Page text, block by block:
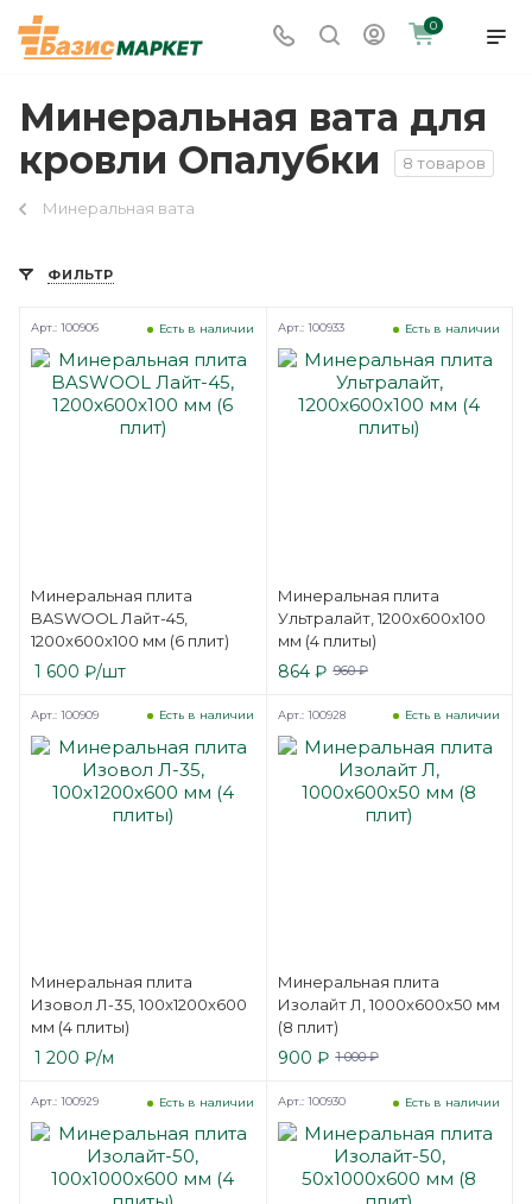
0
Минеральная вата для
кровли Опалубки
8 товаров
Минеральная вата
ФИЛЬТР
Минеральная плита
BASWOOL Лайт-45,
1200x600x100 мм (6 плит)
Есть в наличии
Арт.: 100906
1 600 ₽/шт
Минеральная плита
Ультралайт, 1200x600x100
мм (4 плиты)
Есть в наличии
Арт.: 100933
864₽ 960₽
Минеральная плита
Изовол Л-35, 100x1200x600
мм (4 плиты)
Есть в наличии
Арт.: 100909
1 200 ₽/м
Минеральная плита
Изолайт Л, 1000x600x50 мм
(8 плит)
Есть в наличии
Арт.: 100928
900 ₽ 1 000₽
Есть в наличии
Арт.: 100929 Есть в наличии
Арт.: 100930